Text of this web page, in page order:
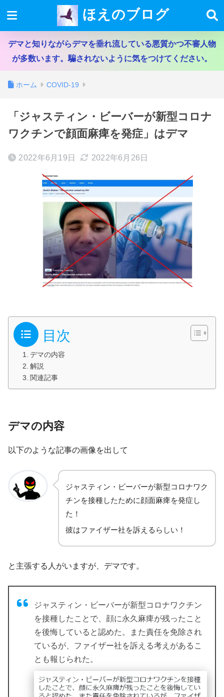
ほえのブログ
デマと知りながらデマを垂れ流している悪質かつ不審人物
が多数います。騙されないように気をつけてください。
ホーム COVID-19
「ジャスティン・ビーバーが新型コロナ
ワクチンで顔面麻痺を発症」はデマ
2022年6月19日 2022年6月26日
目次
デマの内容
解説
関連記事
デマの内容
以下のような記事の画像を出して
ジャスティン・ビーバーが新型コロナワク
チンを接種したために顔面麻痺を発症し
た！
彼はファイザー社を訴えるらしい！
と主張する人がいますが、デマです。
ジャスティン・ビーバーが新型コロナワクチン
を接種したことで、顔に永久麻痺が残ったこと
を後悔していると認めた。また責任を免除され
ているが、ファイザー社を訴える考えがあるこ
とも報じられた。